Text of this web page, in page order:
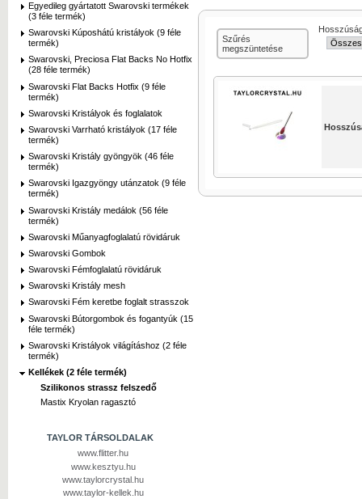
Egyedileg gyártatott Swarovski termékek
(3 féle termék)
Swarovski Kúposhátú kristályok (9 féle
termék)
Swarovski, Preciosa Flat Backs No Hotfix
(28 féle termék)
Swarovski Flat Backs Hotfix (9 féle
termék)
Swarovski Kristályok és foglalatok
Swarovski Varrható kristályok (17 féle
termék)
Swarovski Kristály gyöngyök (46 féle
termék)
Swarovski Igazgyöngy utánzatok (9 féle
termék)
Swarovski Kristály medálok (56 féle
termék)
Swarovski Műanyagfoglalatú rövidáruk
Swarovski Gombok
Swarovski Fémfoglalatú rövidáruk
Swarovski Kristály mesh
Swarovski Fém keretbe foglalt strasszok
Swarovski Bútorgombok és fogantyúk (15
féle termék)
Swarovski Kristályok világításhoz (2 féle
termék)
Kellékek (2 féle termék)
Szilikonos strassz felszedő
Mastix Kryolan ragasztó
TAYLOR TÁRSOLDALAK
www.flitter.hu
www.kesztyu.hu
www.taylorcrystal.hu
www.taylor-kellek.hu
Szűrés
megszüntetése